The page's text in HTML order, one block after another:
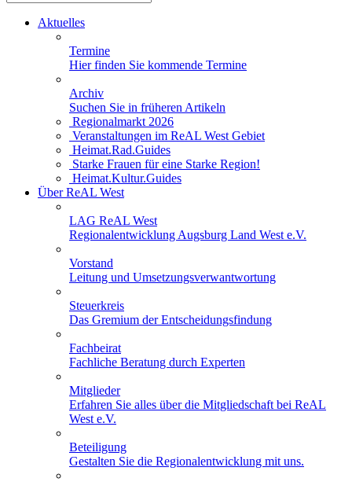
Aktuelles
Termine
Hier finden Sie kommende Termine
Archiv
Suchen Sie in früheren Artikeln
Regionalmarkt 2026
Veranstaltungen im ReAL West Gebiet
Heimat.Rad.Guides
Starke Frauen für eine Starke Region!
Heimat.Kultur.Guides
Über ReAL West
LAG ReAL West
Regionalentwicklung Augsburg Land West e.V.
Vorstand
Leitung und Umsetzungsverwantwortung
Steuerkreis
Das Gremium der Entscheidungsfindung
Fachbeirat
Fachliche Beratung durch Experten
Mitglieder
Erfahren Sie alles über die Mitgliedschaft bei ReAL
West e.V.
Beteiligung
Gestalten Sie die Regionalentwicklung mit uns.